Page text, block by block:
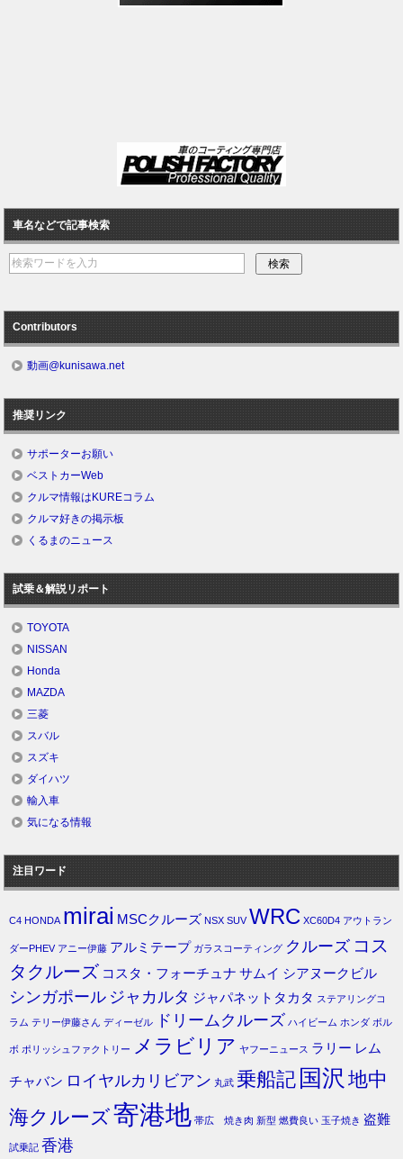
車名などで記事検索
Contributors
動画@kunisawa.net
推奨リンク
サポーターお願い
ベストカーWeb
クルマ情報はKUREコラム
クルマ好きの掲示板
くるまのニュース
試乗＆解説リポート
TOYOTA
NISSAN
Honda
MAZDA
三菱
スバル
スズキ
ダイハツ
輸入車
気になる情報
注目ワード
C4 HONDA mirai MSCクルーズ NSX SUV WRC XC60D4 アウトラン
ダーPHEV アニー伊藤 アルミテープ ガラスコーティング クルーズ コス
タクルーズ コスタ・フォーチュナ サムイ シアヌークビル
シンガポール ジャカルタ ジャパネットタカタ ステアリングコ
ラム テリー伊藤さん ディーゼル ドリームクルーズ ハイビーム ホンダ ボル
ボ ポリッシュファクトリー メラビリア ヤフーニュース ラリー レム
チャバン ロイヤルカリビアン 丸武 乗船記 国沢 地中
海クルーズ寄港地 帯広 焼き肉 新型 燃費良い 玉子焼き 盗難
試乗記 香港